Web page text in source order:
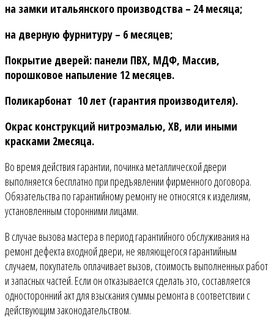
на замки итальянского производства – 24 месяца;
на дверную фурнитуру – 6 месяцев;
Покрытие дверей: панели ПВХ, МДФ, Массив,
порошковое напыление 12 месяцев.
Поликарбонат 10 лет (гарантия производителя).
Окрас конструкций нитроэмалью, ХВ, или иными
красками 2месяца.
Во время действия гарантии, починка металлической двери
выполняется бесплатно при предъявлении фирменного договора.
Обязательства по гарантийному ремонту не относятся к изделиям,
установленным сторонними лицами.
В случае вызова мастера в период гарантийного обслуживания на
ремонт дефекта входной двери, не являющегося гарантийным
случаем, покупатель оплачивает вызов, стоимость выполненных работ
и запасных частей. Если он отказывается сделать это, составляется
односторонний акт для взыскания суммы ремонта в соответствии с
действующим законодательством.